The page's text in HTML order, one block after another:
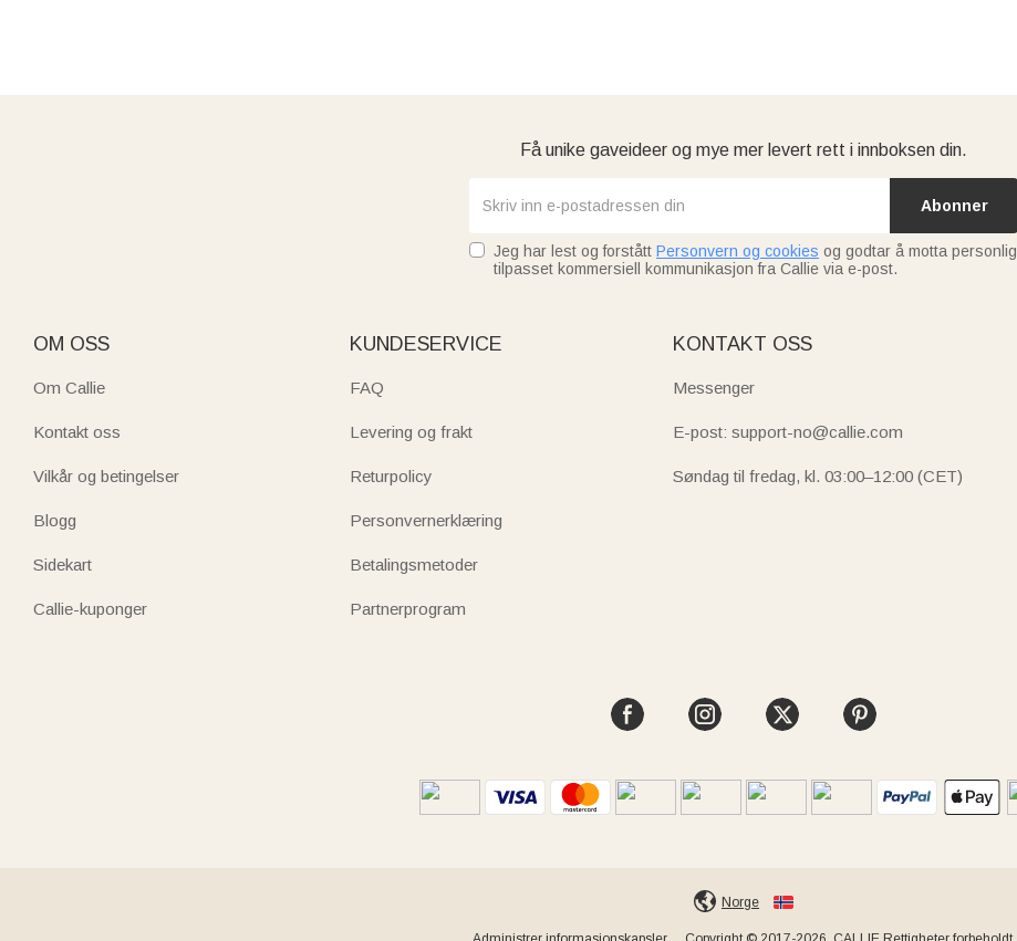
Få unike gaveideer og mye mer levert rett i innboksen din.
Abonner
Jeg har lest og forstått Personvern og cookies og godtar å motta personlig
tilpasset kommersiell kommunikasjon fra Callie via e-post.
OM OSS
Om Callie
Kontakt oss
Vilkår og betingelser
Blogg
Sidekart
Callie-kuponger
KUNDESERVICE
FAQ
Levering og frakt
Returpolicy
Personvernerklæring
Betalingsmetoder
Partnerprogram
KONTAKT OSS
Messenger
E-post: support-no@callie.com
Søndag til fredag, kl. 03:00–12:00 (CET)
Norge